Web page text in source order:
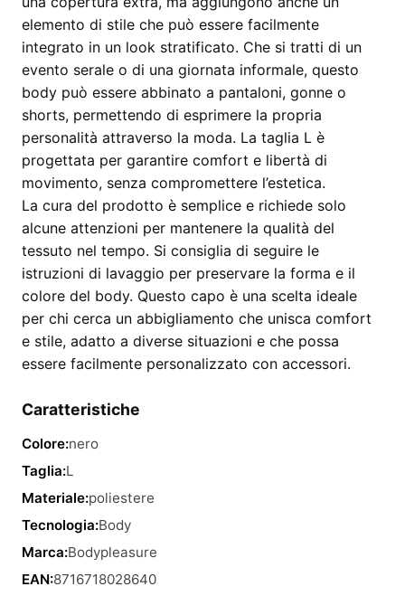
elemento di stile che può essere facilmente
integrato in un look stratificato. Che si tratti di un
evento serale o di una giornata informale, questo
body può essere abbinato a pantaloni, gonne o
shorts, permettendo di esprimere la propria
personalità attraverso la moda. La taglia L è
progettata per garantire comfort e libertà di
movimento, senza compromettere l’estetica.
La cura del prodotto è semplice e richiede solo
alcune attenzioni per mantenere la qualità del
tessuto nel tempo. Si consiglia di seguire le
istruzioni di lavaggio per preservare la forma e il
colore del body. Questo capo è una scelta ideale
per chi cerca un abbigliamento che unisca comfort
e stile, adatto a diverse situazioni e che possa
essere facilmente personalizzato con accessori.
Caratteristiche
Colore:nero
Taglia:L
Materiale:poliestere
Tecnologia:Body
Marca:Bodypleasure
EAN:8716718028640